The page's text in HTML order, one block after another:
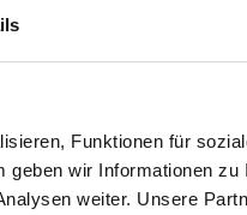
Funktionen für
wir Informationen zu
weiter. Unsere
des
wenn der
zu